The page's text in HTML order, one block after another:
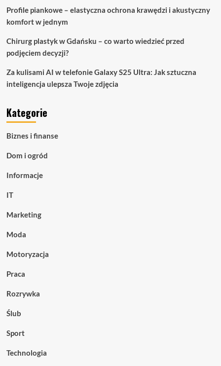
Profile piankowe – elastyczna ochrona krawędzi i akustyczny
komfort w jednym
Chirurg plastyk w Gdańsku – co warto wiedzieć przed
podjęciem decyzji?
Za kulisami AI w telefonie Galaxy S25 Ultra: Jak sztuczna
inteligencja ulepsza Twoje zdjęcia
Kategorie
Biznes i finanse
Dom i ogród
Informacje
IT
Marketing
Moda
Motoryzacja
Praca
Rozrywka
Ślub
Sport
Technologia